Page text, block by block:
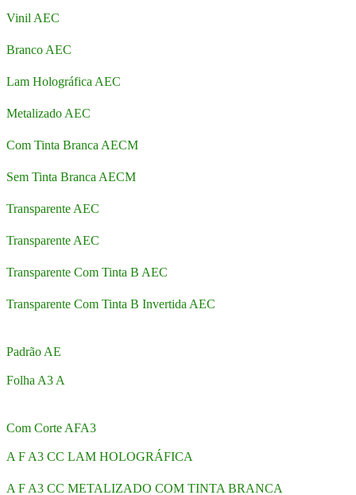
Vinil AEC
Branco AEC
Lam Holográfica AEC
Metalizado AEC
Com Tinta Branca AECM
Sem Tinta Branca AECM
Transparente AEC
Transparente AEC
Transparente Com Tinta B AEC
Transparente Com Tinta B Invertida AEC
Padrão AE
Folha A3 A
Com Corte AFA3
A F A3 CC LAM HOLOGRÁFICA
A F A3 CC METALIZADO COM TINTA BRANCA